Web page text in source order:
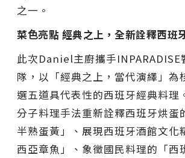
之一。
菜⾊亮點 經典之上，全新詮釋西班
此次Daniel主廚攜手INPARADISE
隊，以「經典之上，當代演繹」為
選五道具代表性的西班牙經典料理
分子料理手法重新詮釋西班牙烘蛋
半熟蛋黃」、展現西班牙酒館文化
西亞章魚」、象徵國民料理的「西